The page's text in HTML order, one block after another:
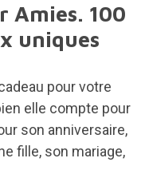
Amies. 100
uniques
pour votre
elle compte pour
son anniversaire,
fille, son mariage,